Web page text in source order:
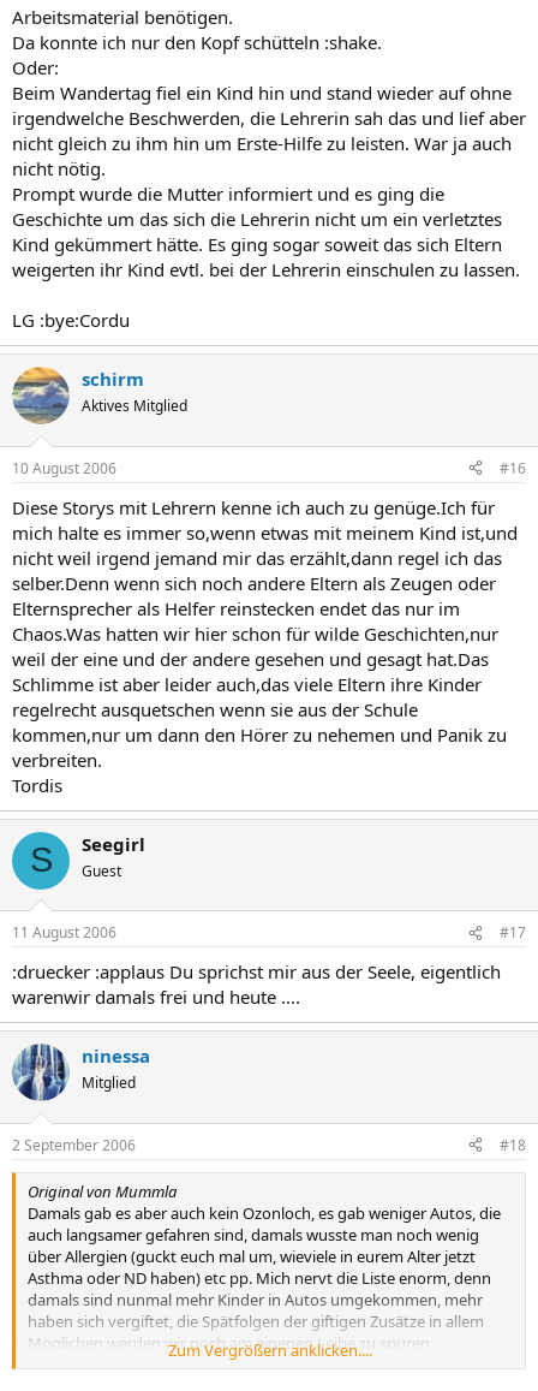
Arbeitsmaterial benötigen.
Da konnte ich nur den Kopf schütteln :shake.
Oder:
Beim Wandertag fiel ein Kind hin und stand wieder auf ohne
irgendwelche Beschwerden, die Lehrerin sah das und lief aber
nicht gleich zu ihm hin um Erste-Hilfe zu leisten. War ja auch
nicht nötig.
Prompt wurde die Mutter informiert und es ging die
Geschichte um das sich die Lehrerin nicht um ein verletztes
Kind gekümmert hätte. Es ging sogar soweit das sich Eltern
weigerten ihr Kind evtl. bei der Lehrerin einschulen zu lassen.
LG :bye:Cordu
schirm
Aktives Mitglied
10 August 2006 #16
Diese Storys mit Lehrern kenne ich auch zu genüge.Ich für
mich halte es immer so,wenn etwas mit meinem Kind ist,und
nicht weil irgend jemand mir das erzählt,dann regel ich das
selber.Denn wenn sich noch andere Eltern als Zeugen oder
Elternsprecher als Helfer reinstecken endet das nur im
Chaos.Was hatten wir hier schon für wilde Geschichten,nur
weil der eine und der andere gesehen und gesagt hat.Das
Schlimme ist aber leider auch,das viele Eltern ihre Kinder
regelrecht ausquetschen wenn sie aus der Schule
kommen,nur um dann den Hörer zu nehemen und Panik zu
verbreiten.
Tordis
S Seegirl
Guest
11 August 2006 #17
:druecker :applaus Du sprichst mir aus der Seele, eigentlich
warenwir damals frei und heute ....
ninessa
Mitglied
2 September 2006 #18
Original von Mummla
Damals gab es aber auch kein Ozonloch, es gab weniger Autos, die
auch langsamer gefahren sind, damals wusste man noch wenig
über Allergien (guckt euch mal um, wieviele in eurem Alter jetzt
Asthma oder ND haben) etc pp. Mich nervt die Liste enorm, denn
damals sind nunmal mehr Kinder in Autos umgekommen, mehr
haben sich vergiftet, die Spätfolgen der giftigen Zusätze in allem
Möglichen werden wir noch am eigenen Leibe zu spüren
Zum Vergrößern anklicken....